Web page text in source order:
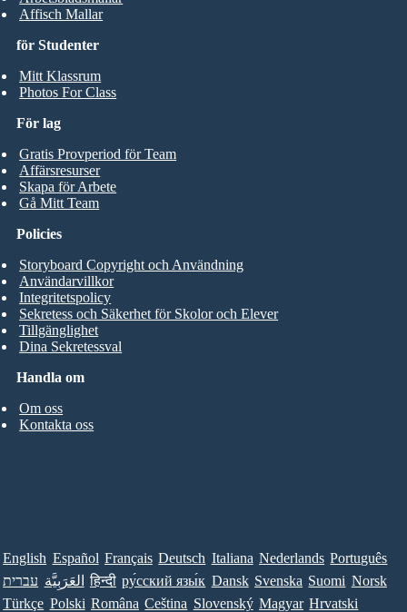
för Studenter
Mitt Klassrum
Photos For Class
Affisch Mallar
För lag
Gratis Provperiod för Team
Affärsresurser
Skapa för Arbete
Gå Mitt Team
Handla om
Om oss
Kontakta oss
Policies
Storyboard Copyright och Användning
Användarvillkor
Integritetspolicy
Sekretess och Säkerhet för Skolor och Elever
Tillgänglighet
Dina Sekretessval
English Español Français Deutsch Italiana Nederlands Português
עברית العَرَبِيَّة हिन्दी ру́сский язы́к Dansk Svenska Suomi Norsk
Türkçe Polski Româna Ceština Slovenský Magyar Hrvatski